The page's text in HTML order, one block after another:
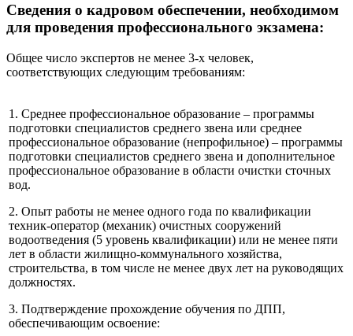
Сведения о кадровом обеспечении, необходимом
для проведения профессионального экзамена:
Общее число экспертов не менее 3-х человек,
соответствующих следующим требованиям:
1. Среднее профессиональное образование – программы
подготовки специалистов среднего звена или среднее
профессиональное образование (непрофильное) – программы
подготовки специалистов среднего звена и дополнительное
профессиональное образование в области очистки сточных
вод.
2. Опыт работы не менее одного года по квалификации
техник-оператор (механик) очистных сооружений
водоотведения (5 уровень квалификации) или не менее пяти
лет в области жилищно-коммунального хозяйства,
строительства, в том числе не менее двух лет на руководящих
должностях.
3. Подтверждение прохождение обучения по ДПП,
обеспечивающим освоение: